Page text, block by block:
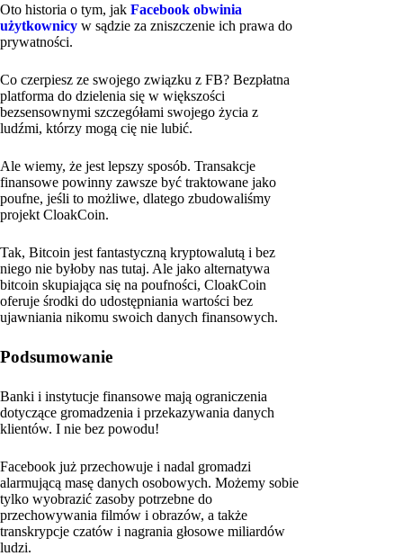
Oto historia o tym, jak Facebook obwinia
użytkownicy w sądzie za zniszczenie ich prawa do
prywatności.
Co czerpiesz ze swojego związku z FB? Bezpłatna
platforma do dzielenia się w większości
bezsensownymi szczegółami swojego życia z
ludźmi, którzy mogą cię nie lubić.
Ale wiemy, że jest lepszy sposób. Transakcje
finansowe powinny zawsze być traktowane jako
poufne, jeśli to możliwe, dlatego zbudowaliśmy
projekt CloakCoin.
Tak, Bitcoin jest fantastyczną kryptowalutą i bez
niego nie byłoby nas tutaj. Ale jako alternatywa
bitcoin skupiająca się na poufności, CloakCoin
oferuje środki do udostępniania wartości bez
ujawniania nikomu swoich danych finansowych.
Podsumowanie
Banki i instytucje finansowe mają ograniczenia
dotyczące gromadzenia i przekazywania danych
klientów. I nie bez powodu!
Facebook już przechowuje i nadal gromadzi
alarmującą masę danych osobowych. Możemy sobie
tylko wyobrazić zasoby potrzebne do
przechowywania filmów i obrazów, a także
transkrypcje czatów i nagrania głosowe miliardów
ludzi.